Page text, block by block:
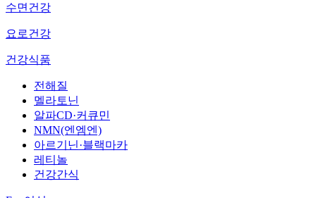
수면건강
요로건강
건강식품
전해질
멜라토닌
알파CD·커큐민
NMN(엔엠엔)
아르기닌·블랙마카
레티놀
건강간식